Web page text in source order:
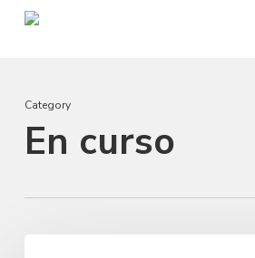
Skip
Category
En curso